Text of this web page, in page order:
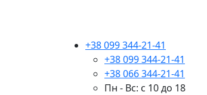
+38 099 344-21-41
+38 099 344-21-41
+38 066 344-21-41
Пн - Вс: с 10 до 18